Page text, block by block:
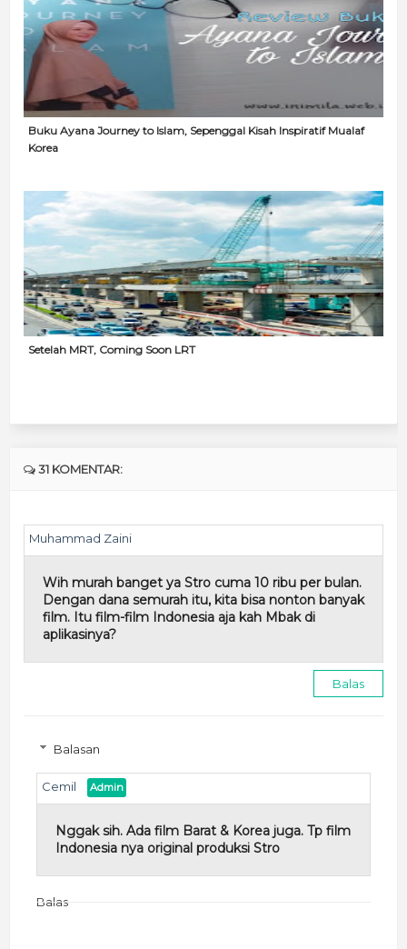
Buku Ayana Journey to Islam, Sepenggal Kisah Inspiratif Mualaf
Korea
Setelah MRT, Coming Soon LRT
31 KOMENTAR:
Muhammad Zaini
Wih murah banget ya Stro cuma 10 ribu per bulan.
Dengan dana semurah itu, kita bisa nonton banyak
film. Itu film-film Indonesia aja kah Mbak di
aplikasinya?
Balas
Balasan
Cemil
Nggak sih. Ada film Barat & Korea juga. Tp film
Indonesia nya original produksi Stro
Balas